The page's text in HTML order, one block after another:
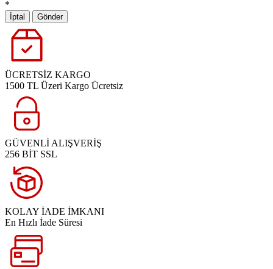
*
İptal Gönder
ÜCRETSİZ KARGO
1500 TL Üzeri Kargo Ücretsiz
GÜVENLİ ALIŞVERİŞ
256 BİT SSL
KOLAY İADE İMKANI
En Hızlı İade Süresi